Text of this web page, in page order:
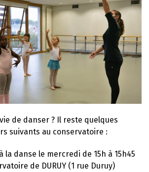
de danser ? Il reste quelques
suivants au conservatoire :
la danse le mercredi de 15h à 15h45
de DURUY (1 rue Duruy)